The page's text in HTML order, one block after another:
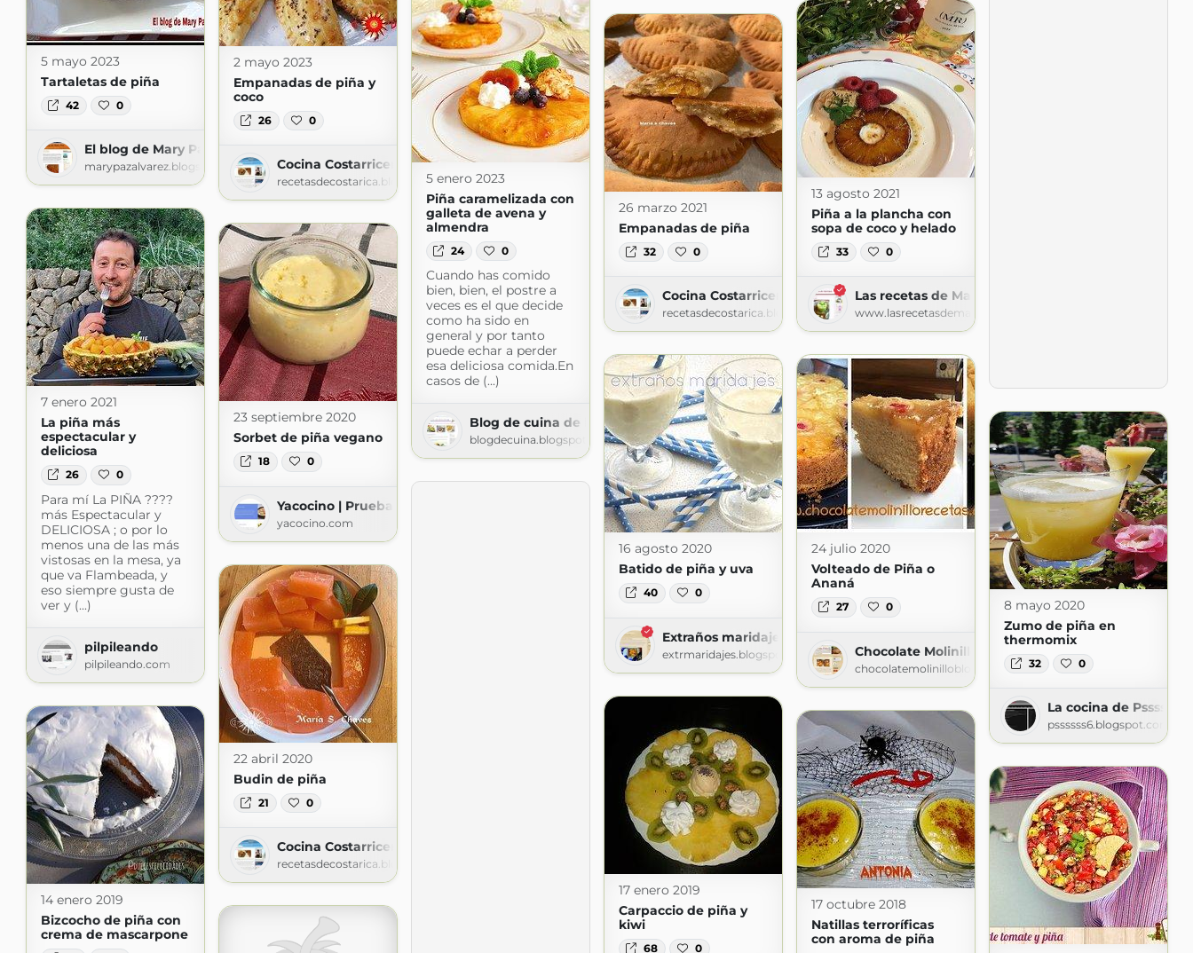
5 mayo 2023
Tartaletas de piña
42 0
El blog de Mary Paz
marypazalvarez.blogspot.com
2 mayo 2023
Empanadas de piña y
coco
26 0
Cocina Costarricense
recetasdecostarica.blogspot.com5 enero 2023
Piña caramelizada con
galleta de avena y
almendra
24 0
Cuando has comido
bien, bien, el postre a
veces es el que decide
como ha sido en
general y por tanto
puede echar a perder
esa deliciosa comida.En
casos de (...)
Blog de cuina de la dolorss
blogdecuina.blogspot.com
13 agosto 2021
Piña a la plancha con
sopa de coco y helado
33 0
Las recetas de Martuka
www.lasrecetasdemartuka.com
26 marzo 2021
Empanadas de piña
32 0
Cocina Costarricense
recetasdecostarica.blogspot.com
7 enero 2021
La piña más
espectacular y
deliciosa
26 0
Para mí La PIÑA ????
más Espectacular y
DELICIOSA ; o por lo
menos una de las más
vistosas en la mesa, ya
que va Flambeada, y
eso siempre gusta de
ver y (...)
pilpileando
pilpileando.com
23 septiembre 2020
Sorbet de piña vegano
18 0
Yacocino | Prueba nuestras recetas en un YA
yacocino.com
16 agosto 2020
Batido de piña y uva
40 0
Extraños maridajes
extrmaridajes.blogspot.com
24 julio 2020
Volteado de Piña o
Ananá
27 0
Chocolate Molinillo
chocolatemolinilloblog.blogspot.com
8 mayo 2020
Zumo de piña en
thermomix
32 0
La cocina de Pssssss
pssssss6.blogspot.com
22 abril 2020
Budin de piña
21 0
Cocina Costarricense
recetasdecostarica.blogspot.com
17 enero 2019
Carpaccio de piña y
kiwi
68 0
14 enero 2019
Bizcocho de piña con
crema de mascarpone
17 octubre 2018
Natillas terroríficas
con aroma de piña